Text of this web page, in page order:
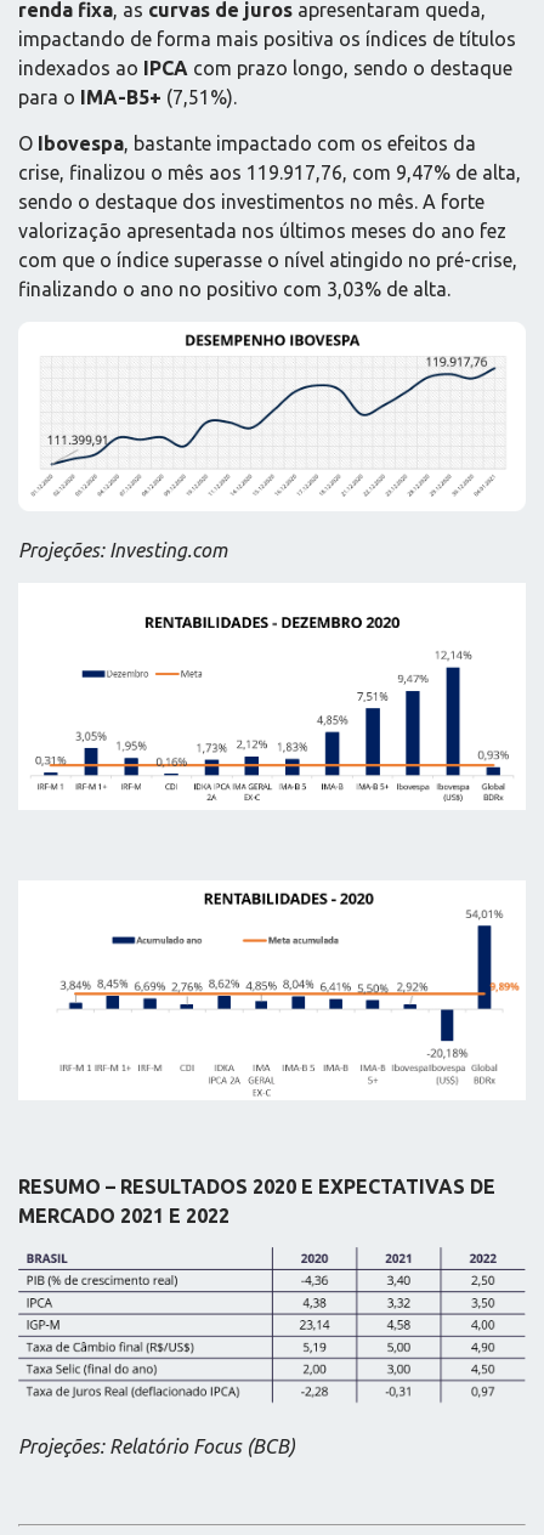
renda fixa, as curvas de juros apresentaram queda,
impactando de forma mais positiva os índices de títulos
indexados ao IPCA com prazo longo, sendo o destaque
para o IMA-B5+ (7,51%).
O Ibovespa, bastante impactado com os efeitos da
crise, finalizou o mês aos 119.917,76, com 9,47% de alta,
sendo o destaque dos investimentos no mês. A forte
valorização apresentada nos últimos meses do ano fez
com que o índice superasse o nível atingido no pré-crise,
finalizando o ano no positivo com 3,03% de alta.
Projeções: Investing.com
RESUMO – RESULTADOS 2020 E EXPECTATIVAS DE
MERCADO 2021 E 2022
Projeções: Relatório Focus (BCB)